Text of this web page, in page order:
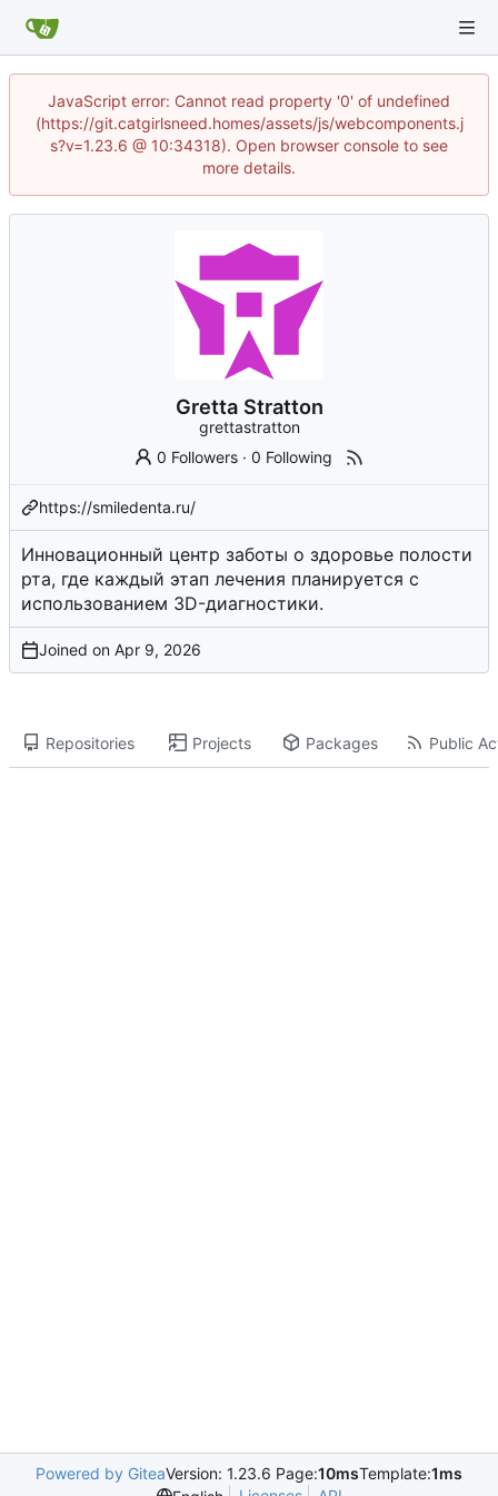
JavaScript error: Cannot read property '0' of undefined
(https://git.catgirlsneed.homes/assets/js/webcomponents.j
s?v=1.23.6 @ 10:34318). Open browser console to see
more details.
Gretta Stratton
grettastratton
0 Followers ·0 Following
https://smiledenta.ru/
Инновационный центр заботы о здоровье полости
рта, где каждый этап лечения планируется с
использованием 3D-диагностики.
Joined on
Repositories Projects Packages Public
Powered by GiteaVersion: 1.23.6 Page:10msTemplate:1ms